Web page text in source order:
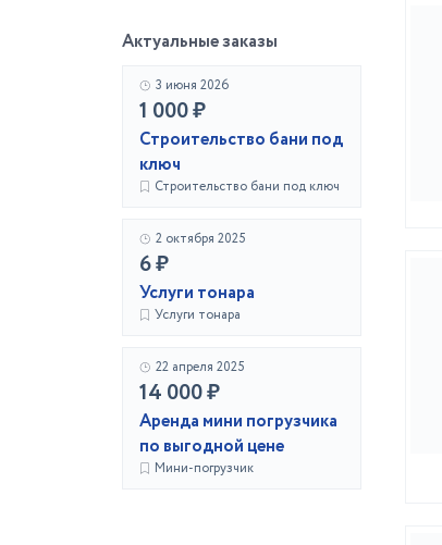
Актуальные заказы
3 июня 2026
1 000 ₽
Строительство бани под
ключ
Строительство бани под ключ
2 октября 2025
6 ₽
Услуги тонара
Услуги тонара
22 апреля 2025
14 000 ₽
Аренда мини погрузчика
по выгодной цене
Мини-погрузчик